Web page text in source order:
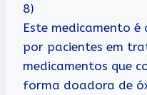
8)
Este medicamento
por pacientes em
medicamentos que
forma doadora de